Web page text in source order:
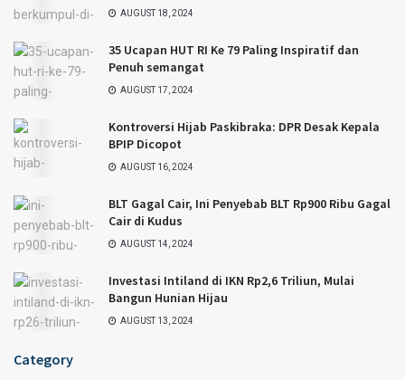
AUGUST 18, 2024
35 Ucapan HUT RI Ke 79 Paling Inspiratif dan
Penuh semangat
AUGUST 17, 2024
Kontroversi Hijab Paskibraka: DPR Desak Kepala
BPIP Dicopot
AUGUST 16, 2024
BLT Gagal Cair, Ini Penyebab BLT Rp900 Ribu Gagal
Cair di Kudus
AUGUST 14, 2024
Investasi Intiland di IKN Rp2,6 Triliun, Mulai
Bangun Hunian Hijau
AUGUST 13, 2024
Category